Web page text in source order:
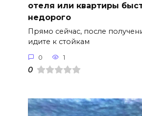
отеля или квартиры
недорого
Прямо сейчас, после
идите к стойкам
0 1
0